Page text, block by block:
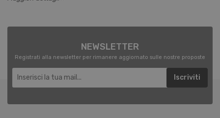
NEWSLETTER
Registrati alla newsletter per rimanere aggiornato sulle nostre proposte
Iscriviti
www.eurotecparma.com
giorni